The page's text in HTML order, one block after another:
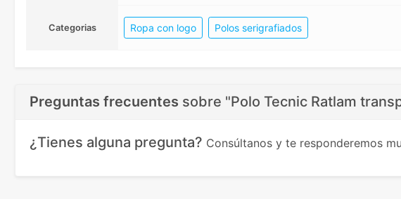
Categorias Ropa con logo Polos serigrafiados
Preguntas frecuentes sobre "Polo Tecnic Ratlam
¿Tienes alguna pregunta? Consúltanos y te responderemos